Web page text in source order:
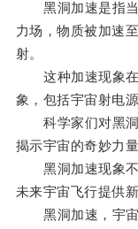
黑洞加速是指当
力场，物质被加速
射。
这种加速现象在
象，包括宇宙射电
科学家们对黑洞
揭示宇宙的奇妙力
黑洞加速现象不
未来宇宙飞行提供
黑洞加速，宇宙